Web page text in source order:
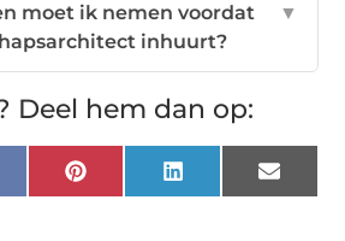
moet ik nemen voordat
inhuurt?
▼
Deel hem dan op:
PinterestLinkedIn Email